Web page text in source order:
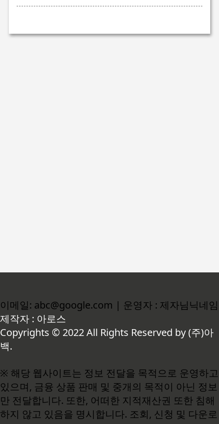
이메일: abc@google.com | 운영자 : 제자님닉네임
제작자 : 아로스
Copyrights © 2022 All Rights Reserved by (주)아
백.
※ 해당 웹사이트는 정보 전달을 목적으로 운영하고
있으며, 금융 상품 판매 및 중개의 목적이 아닌 정보
만 전달합니다. 또한, 어떠한 지적재산권 또한 침해
하지 않고 있음을 명시합니다. 조회, 신청 및 다운로